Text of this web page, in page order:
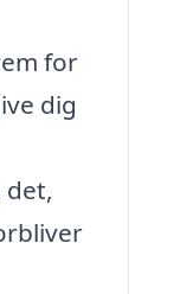
for
dig
det,